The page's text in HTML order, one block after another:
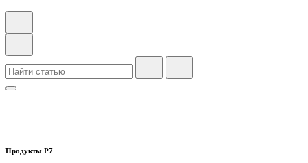
Продукты Р7